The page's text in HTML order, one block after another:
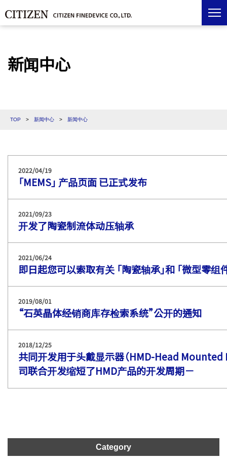
新闻中心
TOP > 新闻中心 > 新闻中心
2022/04/19
「MEMS」 产品页面 已正式发布
2021/09/23
开发了陶瓷制流体动压轴承
2021/06/24
即日起您可以索取有关 「陶瓷轴承」和 「微型零组
2019/08/01
“石英晶体经销商库存检索系统”公开的通知
2018/12/25
共同开发用于头戴显示器（HMD-Head Mounted
司联合开发缩短了HMD产品的开发周期－
Category